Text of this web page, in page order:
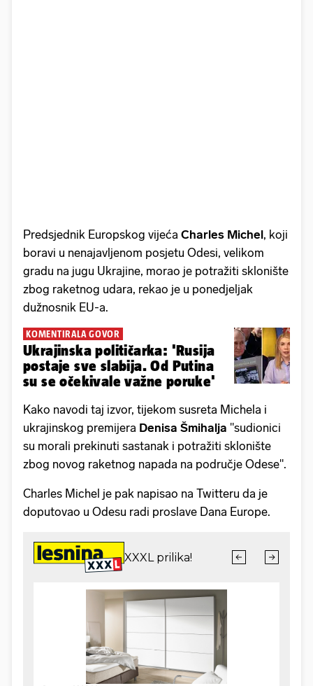
Predsjednik Europskog vijeća Charles Michel, koji
boravi u nenajavljenom posjetu Odesi, velikom
gradu na jugu Ukrajine, morao je potražiti sklonište
zbog raketnog udara, rekao je u ponedjeljak
dužnosnik EU-a.
KOMENTIRALA GOVOR
Ukrajinska političarka: 'Rusija
postaje sve slabija. Od Putina
su se očekivale važne poruke'
Kako navodi taj izvor, tijekom susreta Michela i
ukrajinskog premijera Denisa Šmihalja "sudionici
su morali prekinuti sastanak i potražiti sklonište
zbog novog raketnog napada na područje Odese".
Charles Michel je pak napisao na Twitteru da je
doputovao u Odesu radi proslave Dana Europe.